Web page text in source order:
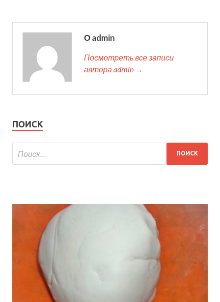
О admin
Посмотреть все записи
автора admin →
ПОИСК